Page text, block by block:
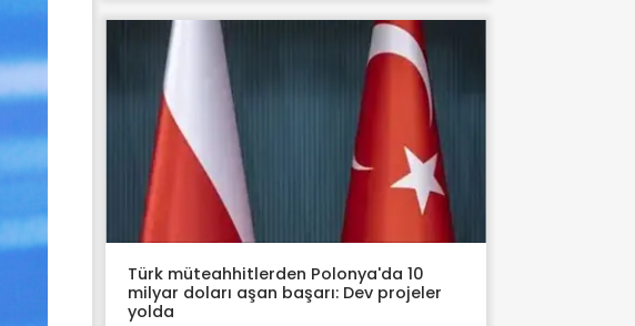
Türk müteahhitlerden Polonya'da 10
milyar doları aşan başarı: Dev projeler
yolda